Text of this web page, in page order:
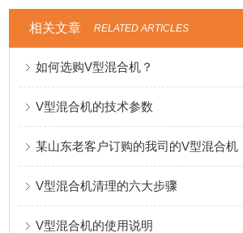
相关文章 RELATED ARTICLES
如何选购V型混合机？
V型混合机的技术参数
某山东老客户订购的我司的V型混合机
V型混合机清理的六大步骤
V型混合机的使用说明